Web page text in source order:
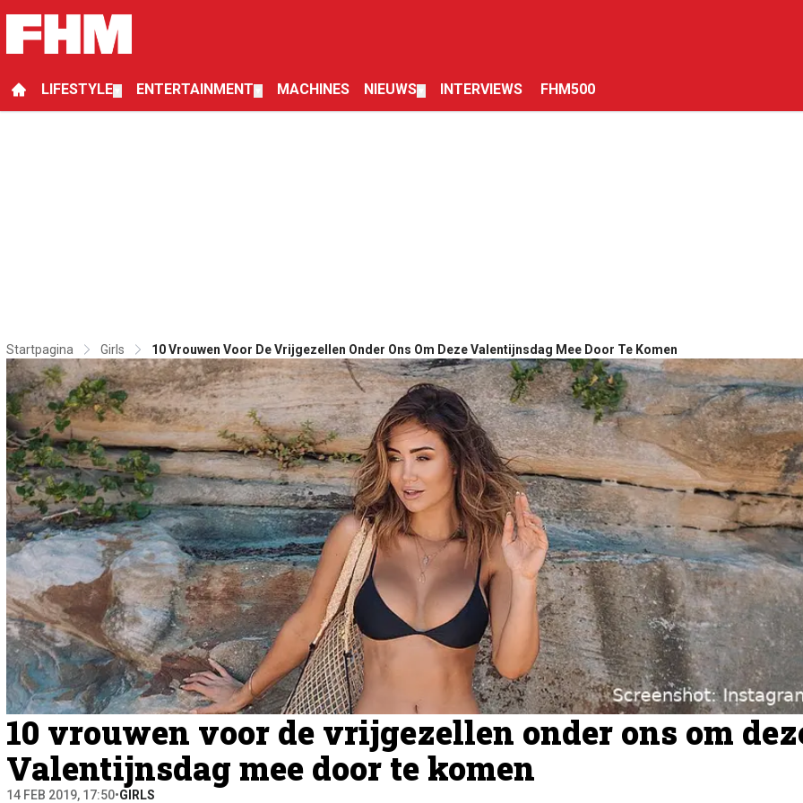
LIFESTYLE ENTERTAINMENT MACHINES NIEUWS INTERVIEWS FHM500
Startpagina Girls 10 Vrouwen Voor De Vrijgezellen Onder Ons Om Deze Valentijnsdag Mee Door Te Komen
10 vrouwen voor de vrijgezellen onder ons om
Valentijnsdag mee door te komen
14 FEB 2019, 17:50•GIRLS